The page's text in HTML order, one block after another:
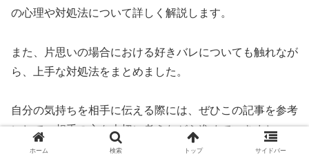
の心理や対処法について詳しく解説します。
また、片思いの場合における好きバレについても触れなが
ら、上手な対処法をまとめました。
自分の気持ちを相手に伝える際には、ぜひこの記事を参考
にして、相手の心を大切に考えながら進めていきましょ
う。ホーム 検索 トップ サイドバー